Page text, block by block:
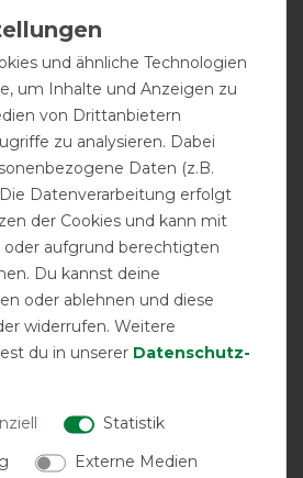
festes Halsteil
und ähnliche Technologien
um Inhalte und Anzeigen zu
von Drittanbietern
zu analysieren. Dabei
Daten (z.B.
Datenverarbeitung erfolgt
der Cookies und kann mit
oder aufgrund berechtigten
Du kannst deine
oder ablehnen und diese
widerrufen. Weitere
du in unserer Daten­schutz­
Statistik
Externe Medien